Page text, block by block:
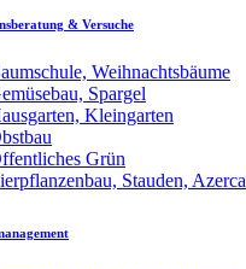
& Versuche
Weihnachtsbäume
Spargel
Kleingarten
Grün
Stauden, Azerca